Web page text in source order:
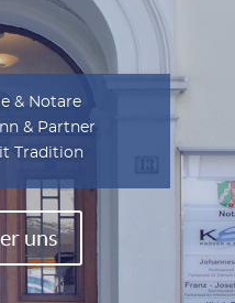
& Notare
& Partner
Tradition
uns